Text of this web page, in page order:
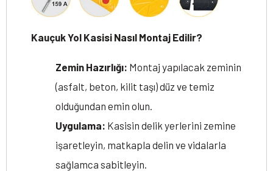
Kauçuk Yol Kasisi Nasıl Montaj Edilir?
Zemin Hazırlığı: Montaj yapılacak zeminin
(asfalt, beton, kilit taşı) düz ve temiz
olduğundan emin olun.
Uygulama: Kasisin delik yerlerini zemine
işaretleyin, matkapla delin ve vidalarla
sağlamca sabitleyin.